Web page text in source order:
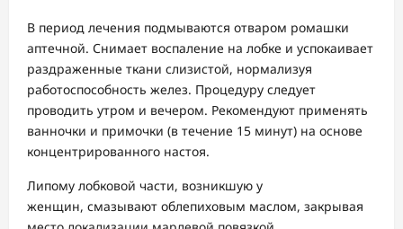
В период лечения подмываются отваром ромашки
аптечной. Снимает воспаление на лобке и успокаивает
раздраженные ткани слизистой, нормализуя
работоспособность желез. Процедуру следует
проводить утром и вечером. Рекомендуют применять
ванночки и примочки (в течение 15 минут) на основе
концентрированного настоя.
Липому лобковой части, возникшую у
женщин, смазывают облепиховым маслом, закрывая